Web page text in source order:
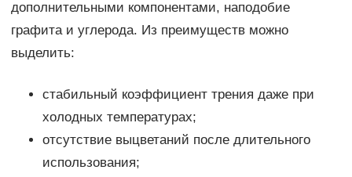
дополнительными компонентами, наподобие
графита и углерода. Из преимуществ можно
выделить:
стабильный коэффициент трения даже при
холодных температурах;
отсутствие выцветаний после длительного
использования;